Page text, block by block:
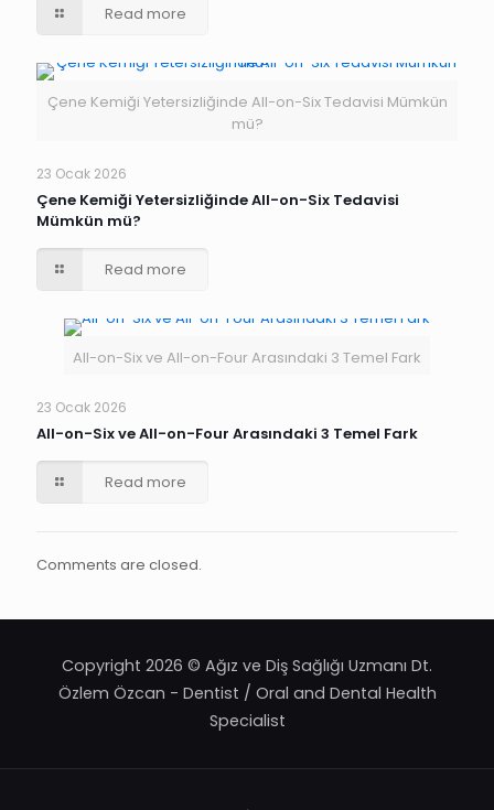
Read more
Çene Kemiği Yetersizliğinde All-on-Six Tedavisi Mümkün
mü?
23 Ocak 2026
Çene Kemiği Yetersizliğinde All-on-Six Tedavisi
Mümkün mü?
Read more
All-on-Six ve All-on-Four Arasındaki 3 Temel Fark
23 Ocak 2026
All-on-Six ve All-on-Four Arasındaki 3 Temel Fark
Read more
Comments are closed.
Copyright 2026 © Ağız ve Diş Sağlığı Uzmanı Dt.
Özlem Özcan - Dentist / Oral and Dental Health
Specialist